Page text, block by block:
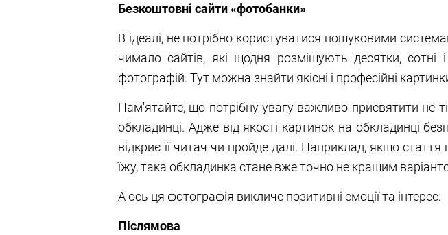
Безкоштовні сайти «фотобанки»
В ідеалі, не потрібно користуватися пошуковими
чимало сайтів, які щодня розміщують десятки, сотні
фотографій. Тут можна знайти якісні і професійні
Пам'ятайте, що потрібну увагу важливо присвятити не
обкладинці. Адже від якості картинок на обкладинці
відкриє її читач чи пройде далі. Наприклад, якщо стаття
їжу, така обкладинка стане вже точно не кращим
А ось ця фотографія викличе позитивні емоції та інтерес:
Післямова